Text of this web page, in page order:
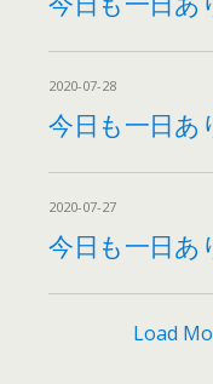
2020-07-28
今日も一日あ
2020-07-27
今日も一日あ
Load